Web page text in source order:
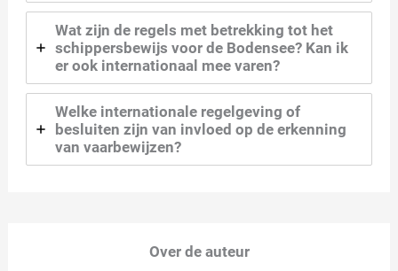
Wat zijn de regels met betrekking tot het
schippersbewijs voor de Bodensee? Kan ik
er ook internationaal mee varen?
Welke internationale regelgeving of
besluiten zijn van invloed op de erkenning
van vaarbewijzen?
Over de auteur